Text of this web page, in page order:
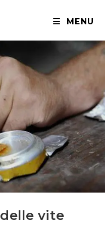
MENU
vite